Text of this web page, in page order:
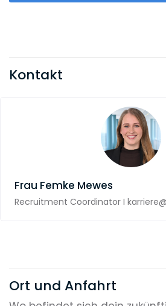
Kontakt
Frau Femke Mewes
Recruitment Coordinator I
Ort und Anfahrt